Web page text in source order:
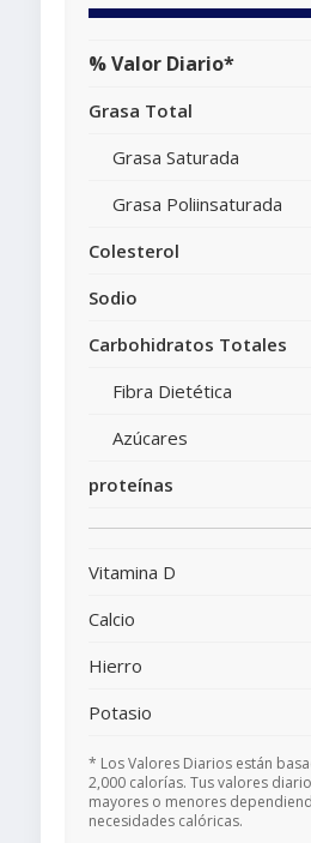
% Valor Diario*
Grasa Total
Grasa Saturada
Grasa Poliinsaturada
Colesterol
Sodio
Carbohidratos Totales
Fibra Dietética
Azúcares
proteínas
Vitamina D
Calcio
Hierro
Potasio
* Los Valores Diarios están
2,000 calorías. Tus valores
mayores o menores
necesidades calóricas.